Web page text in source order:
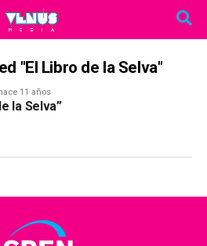
"El Libro de la Selva"
11 años
la Selva”